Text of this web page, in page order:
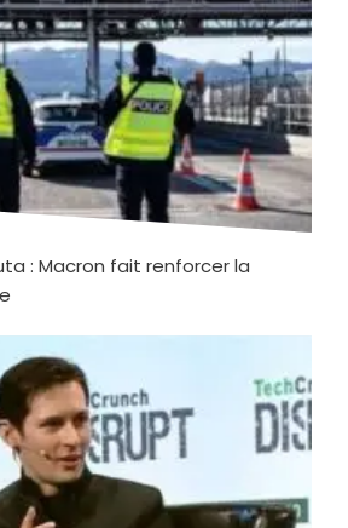
: Macron fait renforcer la